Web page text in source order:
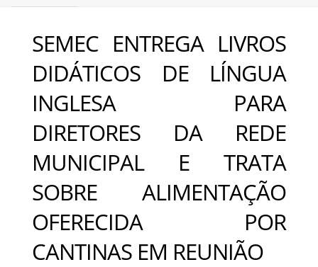
SEMEC ENTREGA LIVROS
DIDÁTICOS DE LÍNGUA
INGLESA PARA
DIRETORES DA REDE
MUNICIPAL E TRATA
SOBRE ALIMENTAÇÃO
OFERECIDA POR
CANTINAS EM REUNIÃO